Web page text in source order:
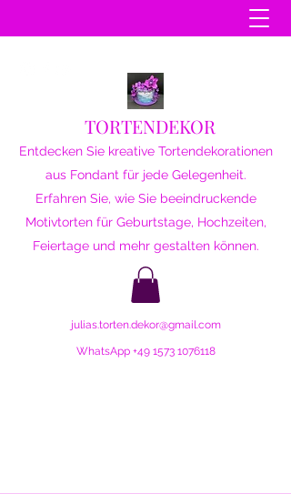
TORTENDEKOR
Entdecken Sie kreative Tortendekorationen
aus Fondant für jede Gelegenheit.
Erfahren Sie, wie Sie beeindruckende
Motivtorten für Geburtstage, Hochzeiten,
Feiertage und mehr gestalten können.
julias.torten.dekor@gmail.com
WhatsApp +49 1573 1076118